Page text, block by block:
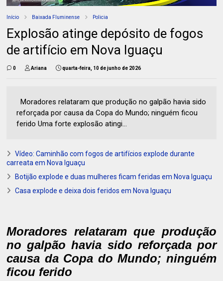
Início Baixada Fluminense Policia
Explosão atinge depósito de fogos
de artifício em Nova Iguaçu
0 Ariana quarta-feira, 10 de junho de 2026
Moradores relataram que produção no galpão havia sido
reforçada por causa da Copa do Mundo; ninguém ficou
ferido Uma forte explosão atingi...
Vídeo: Caminhão com fogos de artifícios explode durante
carreata em Nova Iguaçu
Botijão explode e duas mulheres ficam feridas em Nova Iguaçu
Casa explode e deixa dois feridos em Nova Iguaçu
Moradores relataram que produção
no galpão havia sido reforçada por
causa da Copa do Mundo; ninguém
ficou ferido